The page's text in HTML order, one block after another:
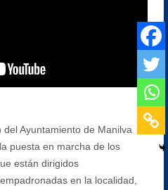
Ayuntamiento de Manilva
puesta en marcha de los
están dirigidos
en la localidad,